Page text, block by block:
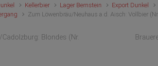
Kellerbier Lager Bernstein Export Dunkel
Zum Löwenbräu/Neuhaus a.d. Aisch: Vollbier
Blondes (Nr.